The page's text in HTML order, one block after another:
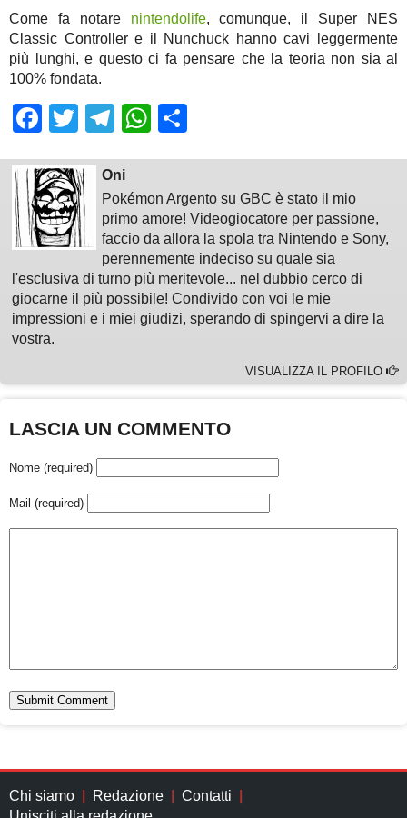
Come fa notare nintendolife, comunque, il Super NES
Classic Controller e il Nunchuck hanno cavi leggermente
più lunghi, e questo ci fa pensare che la teoria non sia al
100% fondata.
Facebook
TwitterTelegram
WhatsApp
Oni
Pokémon Argento su GBC è stato il mio
primo amore! Videogiocatore per passione,
faccio da allora la spola tra Nintendo e Sony,
perennemente indeciso su quale sia
l'esclusiva di turno più meritevole... nel dubbio cerco di
giocarne il più possibile! Condivido con voi le mie
impressioni e i miei giudizi, sperando di spingervi a dire la
vostra.
VISUALIZZA IL PROFILO
LASCIA UN COMMENTO
Nome (required)
Mail (required)
Chi siamo Redazione
Contatti